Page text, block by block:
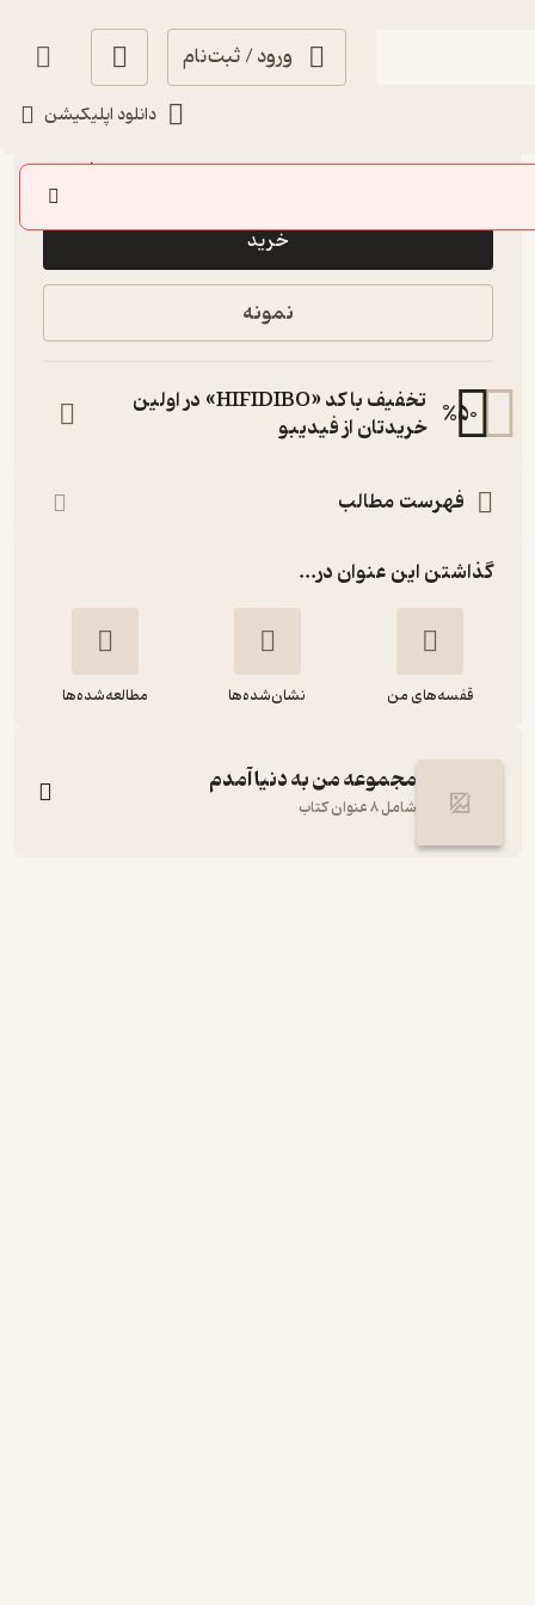
ورود / ثبت‌نام
دانلود اپلیکیشن
حال‌خوب‌کن ✨(
10,000تومان
خرید
نمونه
%50
تخفیف با کد «HIFIDIBO» در اولین
خریدتان از فیدیبو
فهرست مطالب
گذاشتن این عنوان در...
قفسه‌های من نشان‌شده‌ها مطالعه‌شده‌ها
مجموعه من به دنیا آمدم
شامل 8 عنوان کتاب